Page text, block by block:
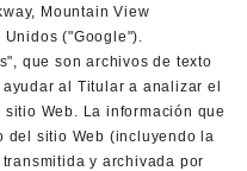
Mountain View
("Google").
que son archivos de texto
al Titular a analizar el
Web. La información que
del sitio Web (incluyendo la
y archivada por